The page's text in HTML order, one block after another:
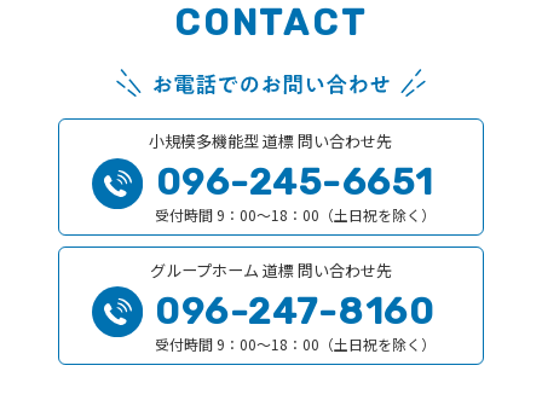
CONTACT
小規模多機能型 道標 問い合わせ先
096-245-6651
受付時間 9：00〜18：00（土日祝を除く）
グループホーム 道標 問い合わせ先
096-247-8160
受付時間 9：00〜18：00（土日祝を除く）